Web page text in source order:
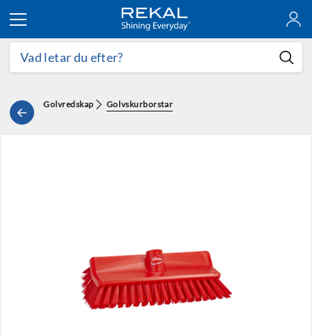
Hoppa till innehållet
Golvredskap Golvskurborstar